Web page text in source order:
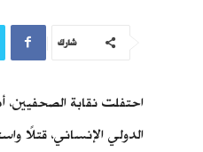
شارك
احتفلت نقابة الصحفيين،
الدولي الإنساني، قتلًا